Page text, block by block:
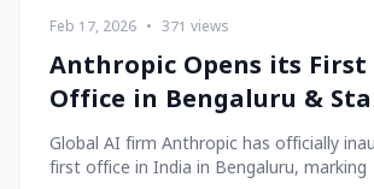
Feb 17, 2026 • 371 views
Anthropic Opens its
Office in Bengaluru &
Hiring Local Talent!
Global AI firm Anthropic has officially
first office in India in Bengaluru, marking